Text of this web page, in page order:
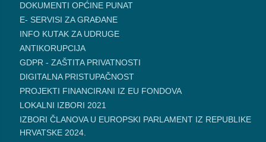
DOKUMENTI OPĆINE PUNAT
E- SERVISI ZA GRAĐANE
INFO KUTAK ZA UDRUGE
ANTIKORUPCIJA
GDPR - ZAŠTITA PRIVATNOSTI
DIGITALNA PRISTUPAČNOST
PROJEKTI FINANCIRANI IZ EU FONDOVA
LOKALNI IZBORI 2021
IZBORI ČLANOVA U EUROPSKI PARLAMENT IZ REPUBLIKE
HRVATSKE 2024.